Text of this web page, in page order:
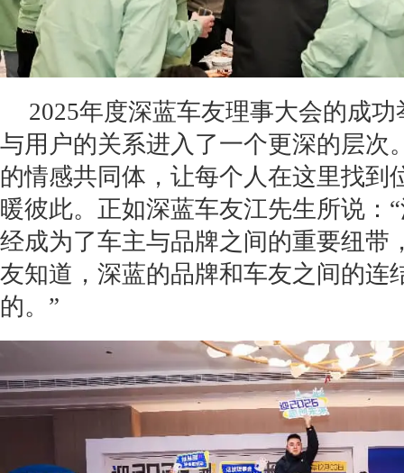
2025年度深蓝车友理事大会的成
与用户的关系进入了一个更深的层次
的情感共同体，让每个人在这里找到
暖彼此。正如深蓝车友江先生所说：
经成为了车主与品牌之间的重要纽带
友知道，深蓝的品牌和车友之间的连
的。”